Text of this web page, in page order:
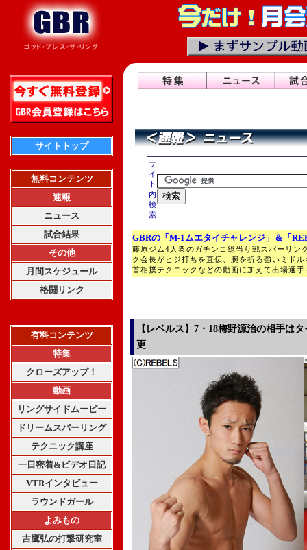
サイトトップ
無料コンテンツ
速報
ニュース
試合結果
その他
月間スケジュール
格闘リンク
有料コンテンツ
特集
クローズアップ！
動画
リングサイドムービー
ドリームスパーリング
テクニック講座
一日密着&ビデオ日記
VTRインタビュー
ラウンドガール
よみもの
吉鷹弘の打撃研究室
サ
イ
ト
内
検
索
GBRの「M-1ムエタイチャレンジ」＆「
藤原ジム4人衆のガチンコ総当り戦スパーリン
ク会長がヒジ打ちを直伝、腕を折る強いミド
首相撲テクニックなどの動画に加えて出場選
【レベルス】7・18梅野源治の相手は
更